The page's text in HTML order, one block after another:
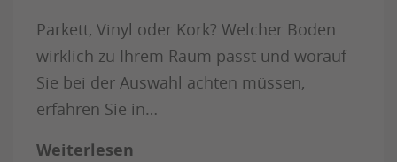
Parkett, Vinyl oder Kork? Welcher Boden
wirklich zu Ihrem Raum passt und worauf
Sie bei der Auswahl achten müssen,
erfahren Sie in…
Weiterlesen